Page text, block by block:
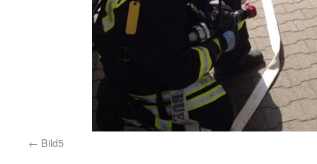
Bild5